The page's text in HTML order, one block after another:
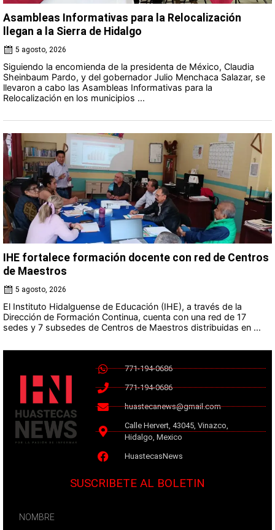
Asambleas Informativas para la Relocalización
llegan a la Sierra de Hidalgo
5 agosto, 2026
Siguiendo la encomienda de la presidenta de México, Claudia
Sheinbaum Pardo, y del gobernador Julio Menchaca Salazar, se
llevaron a cabo las Asambleas Informativas para la
Relocalización en los municipios ...
IHE fortalece formación docente con red de Centros
de Maestros
5 agosto, 2026
El Instituto Hidalguense de Educación (IHE), a través de la
Dirección de Formación Continua, cuenta con una red de 17
sedes y 7 subsedes de Centros de Maestros distribuidas en ...
771-194-0686
771-194-0686
huastecanews@gmail.com
Calle Hervert, 43045, Vinazco,
Hidalgo, Mexico
HuastecasNews
SUSCRIBETE AL BOLETIN